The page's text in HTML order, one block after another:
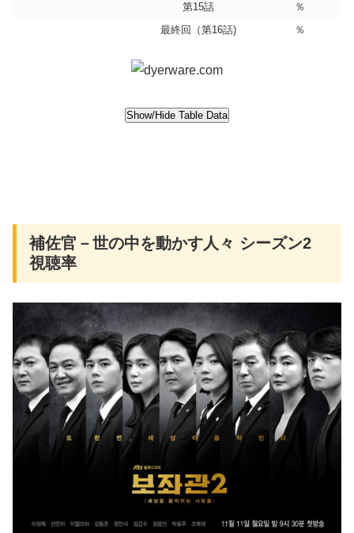
第15話
％
最終回（第16話)
％
補佐官－世の中を動かす人々 シーズン2
視聴率